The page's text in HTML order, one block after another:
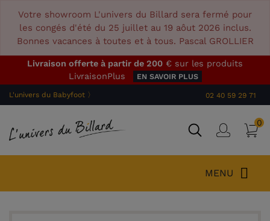
Votre showroom L'univers du Billard sera fermé pour
les congés d'été du 25 juillet au 19 aôut 2026 inclus.
Bonnes vacances à toutes et à tous. Pascal GROLLIER
Livraison offerte à partir de 200 € sur les produits
LivraisonPlus
EN SAVOIR PLUS
L'univers du Babyfoot 〉 02 40 59 29 71
0
MENU